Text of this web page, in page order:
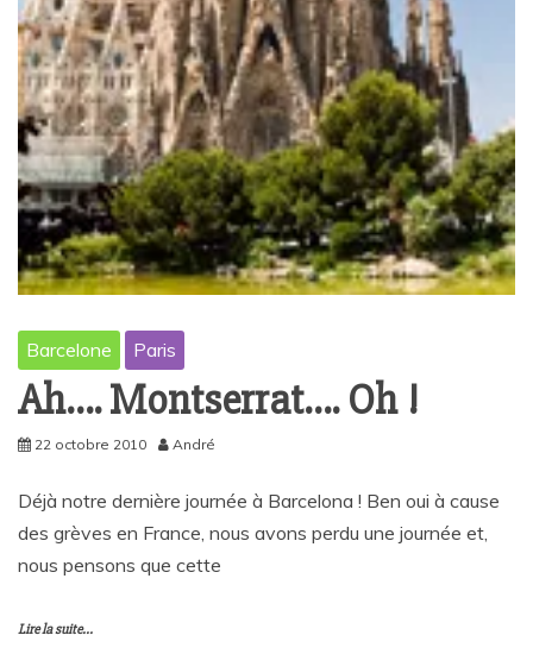
Barcelone Paris
Ah…. Montserrat…. Oh !
22 octobre 2010 André
Déjà notre dernière journée à Barcelona ! Ben oui à cause
des grèves en France, nous avons perdu une journée et,
nous pensons que cette
Lire la suite...